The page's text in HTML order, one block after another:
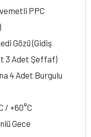
PPC
Gözü (Gidiş
3 Adet Şeffaf)
4 Adet Burgulu
/ +60°C
Gece